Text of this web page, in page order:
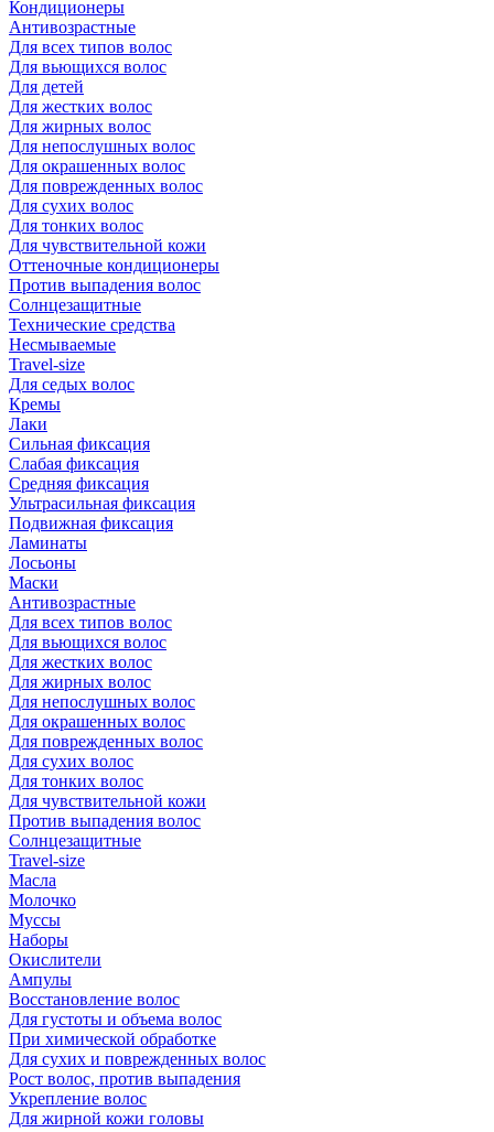
Кондиционеры
Антивозрастные
Для всех типов волос
Для вьющихся волос
Для детей
Для жестких волос
Для жирных волос
Для непослушных волос
Для окрашенных волос
Для поврежденных волос
Для сухих волос
Для тонких волос
Для чувствительной кожи
Оттеночные кондиционеры
Против выпадения волос
Солнцезащитные
Технические средства
Несмываемые
Travel-size
Для седых волос
Кремы
Лаки
Сильная фиксация
Слабая фиксация
Средняя фиксация
Ультрасильная фиксация
Подвижная фиксация
Ламинаты
Лосьоны
Маски
Антивозрастные
Для всех типов волос
Для вьющихся волос
Для жестких волос
Для жирных волос
Для непослушных волос
Для окрашенных волос
Для поврежденных волос
Для сухих волос
Для тонких волос
Для чувствительной кожи
Против выпадения волос
Солнцезащитные
Travel-size
Масла
Молочко
Муссы
Наборы
Окислители
Ампулы
Восстановление волос
Для густоты и объема волос
При химической обработке
Для сухих и поврежденных волос
Рост волос, против выпадения
Укрепление волос
Для жирной кожи головы